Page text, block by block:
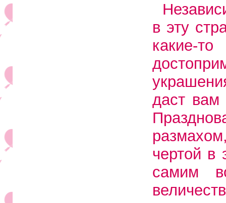
в эту
какие-
даст вам
чертой в
самим